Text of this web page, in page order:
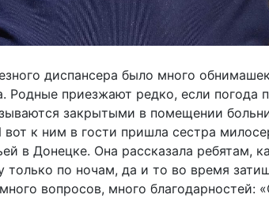
диспансера было много
Родные приезжают редко, если погода
закрытыми в помещении
к ним в гости пришла сестра
в Донецке. Она рассказала ребятам,
по ночам, да и то во время
вопросов, много благодарностей: